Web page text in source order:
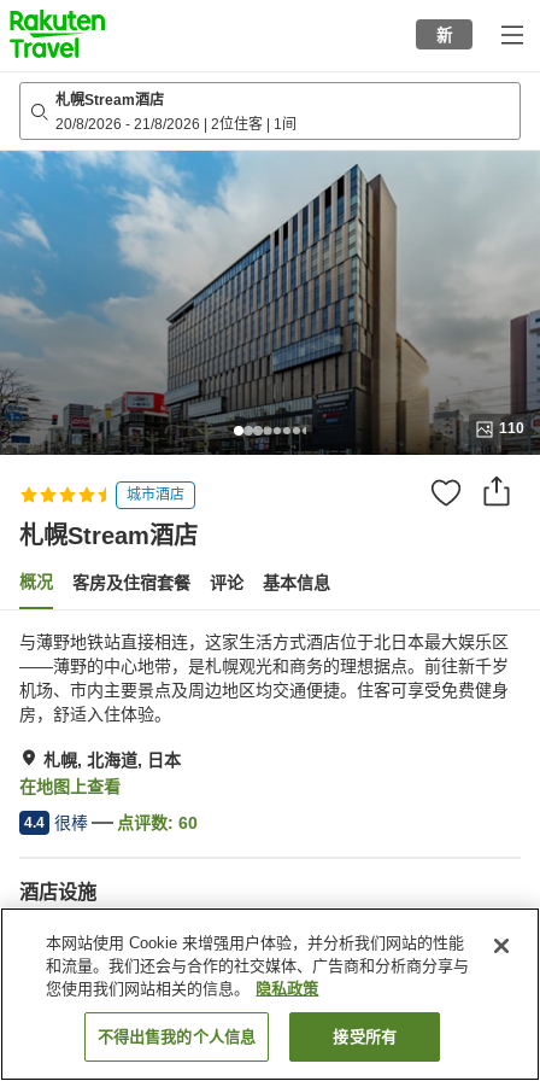
to
top
page
新
札幌Stream酒店
20/8/2026 - 21/8/2026 2位住客 1间
110
城市酒店
札幌Stream酒店
概况 客房及住宿套餐 评论 基本信息
与薄野地铁站直接相连，这家生活方式酒店位于北日本最大娱乐区
——薄野的中心地带，是札幌观光和商务的理想据点。前往新千岁
机场、市内主要景点及周边地区均交通便捷。住客可享受免费健身
房，舒适入住体验。
札幌, 北海道, 日本
在地图上查看
4.4 很棒 点评数: 60
酒店设施
休息室
自动售货机
日本 北海道 札幌 札幌Stream酒店
搜索客房
本网站使用 Cookie 来增强用户体验，并分析我们网站的性能
和流量。我们还会与合作的社交媒体、广告商和分析商分享与
您使用我们网站相关的信息。
隐私政策
不得出售我的个人信息 接受所有